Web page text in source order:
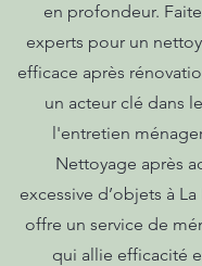
en profondeur.
experts pour un
efficace après
un acteur clé dans
l'entretien
Nettoyage après
excessive d’objets à
offre un service de
qui allie efficacité